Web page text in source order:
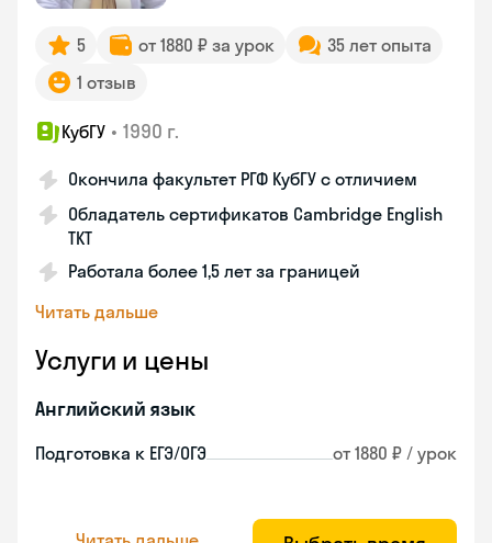
5 от 1880 ₽ за урок
35 лет опыта
1 отзыв
КубГУ • 1990 г.
Окончила факультет РГФ КубГУ с отличием
Обладатель сертификатов Cambridge English
TKT
Работала более 1,5 лет за границей
Читать дальше
Услуги и цены
Английский язык
Подготовка к ЕГЭ/ОГЭ от 1880 ₽ / урок